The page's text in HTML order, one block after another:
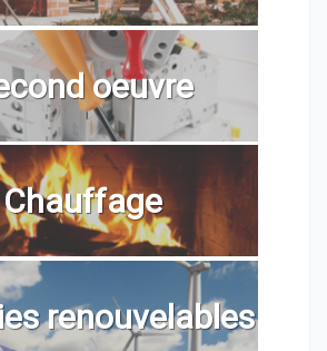
oeuvre
Chauffage
renouvelables